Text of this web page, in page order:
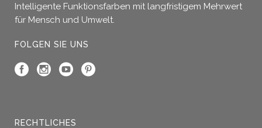
können
auf
Produktseite
gewählt
werden
Intelligente Funktionsfarben mit langfristigem Mehrwert
für Mensch und Umwelt.
FOLGEN SIE UNS
RECHTLICHES